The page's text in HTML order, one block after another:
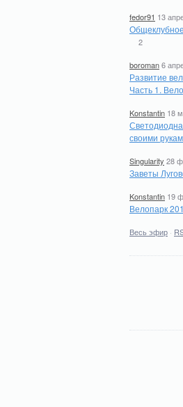
fedor91 13
2
boroman6
Развитие
Часть 1.
Konstantin 18
своими
Singularity 28
Заветы
Konstantin 19
Велопарк
Весь эфир ·